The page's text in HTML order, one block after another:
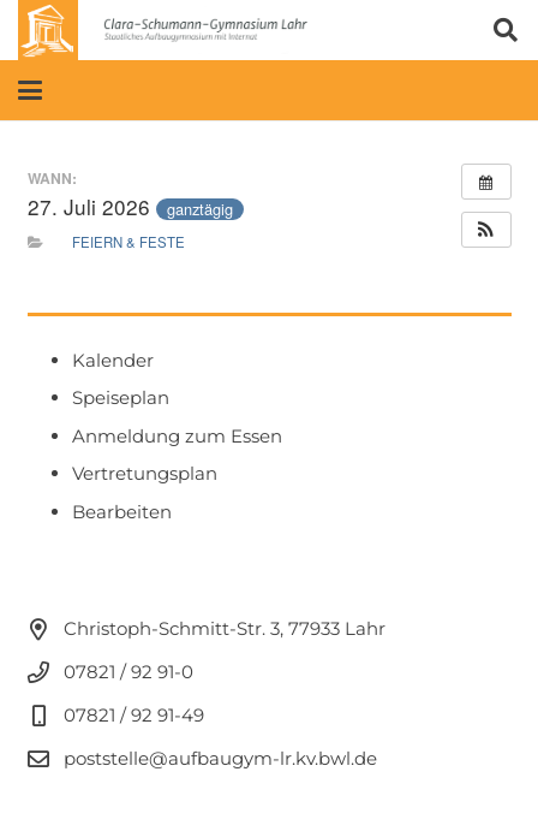
WANN:
27. Juli 2026 ganztägig
FEIERN & FESTE
Kalender
Speiseplan
Anmeldung zum Essen
Vertretungsplan
Bearbeiten
Christoph-Schmitt-Str. 3, 77933 Lahr
07821 / 92 91-0
07821 / 92 91-49
poststelle@aufbaugym-lr.kv.bwl.de